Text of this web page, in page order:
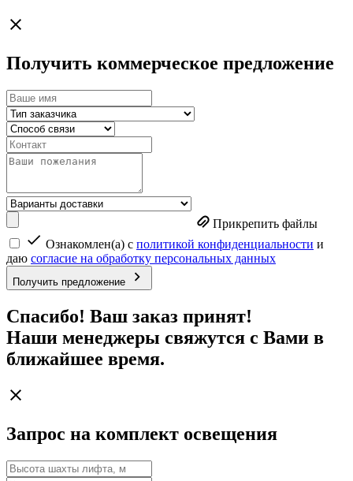
Получить коммерческое предложение
Прикрепить файлы
Ознакомлен(а) с политикой конфиденциальности и
даю согласие на обработку персональных данных
Получить предложение
Спасибо! Ваш заказ принят!
Наши менеджеры свяжутся с Вами в
ближайшее время.
Запрос на комплект освещения